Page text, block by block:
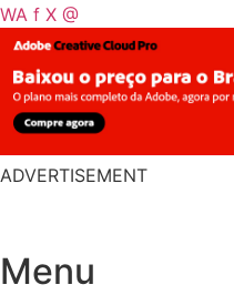
WA f X @
ADVERTISEMENT
Menu